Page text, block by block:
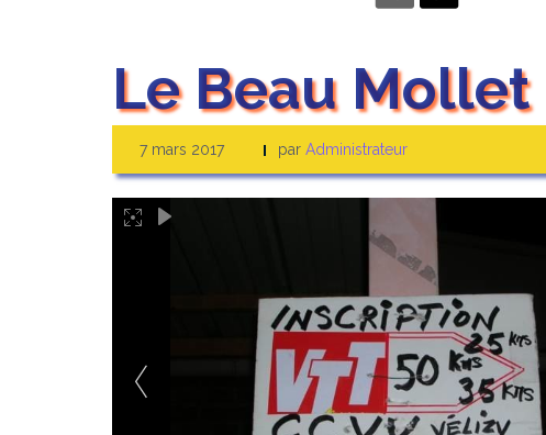
Le Beau Mollet
7 mars 2017 par Administrateur